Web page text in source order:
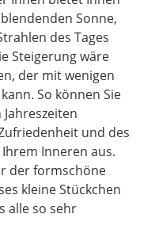
Sonne,
des Tages
Steigerung wäre
der mit wenigen
So können Sie
und des
Inneren aus.
der formschöne
kleine Stückchen
alle so sehr